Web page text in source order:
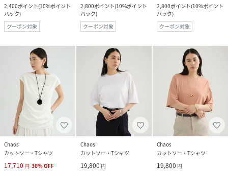
2,400ポイント(10%ポイント
バック)
クーポン対象
2,800ポイント(10%ポイント
バック)
クーポン対象
2,800ポイント(10%ポイント
バック)
クーポン対象
Chaos
カットソー・Tシャツ
17,710 円 30%OFF
Chaos
カットソー・Tシャツ
19,800 円
Chaos
カットソー・Tシャツ
19,800 円